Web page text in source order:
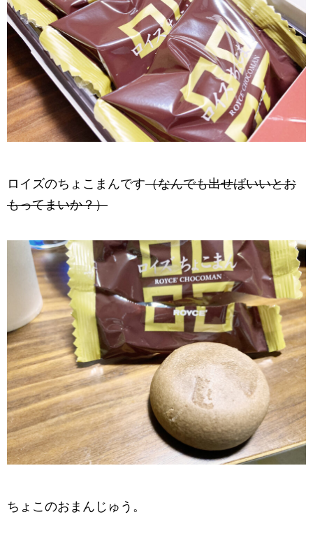
ロイズのちょこまんです（なんでも出せばいいとお
もってまいか？）
ちょこのおまんじゅう。